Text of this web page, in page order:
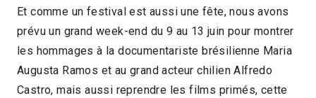
Et comme un festival est aussi une fête, nous avons
prévu un grand week-end du 9 au 13 juin pour montrer
les hommages à la documentariste brésilienne Maria
Augusta Ramos et au grand acteur chilien Alfredo
Castro, mais aussi reprendre les films primés, cette